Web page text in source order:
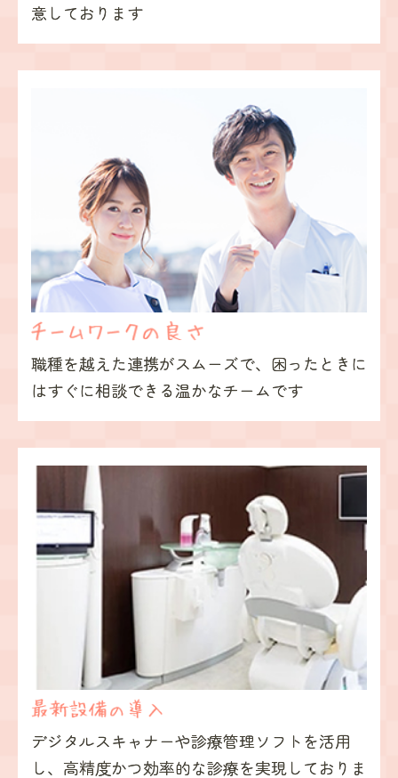
意しております
職種を越えた連携がスムーズで、 困ったときに
はすぐに相談できる温かなチームです
デジタルスキャナーや診療管理ソフトを活用
し、 高精度かつ効率的な診療を実現しておりま